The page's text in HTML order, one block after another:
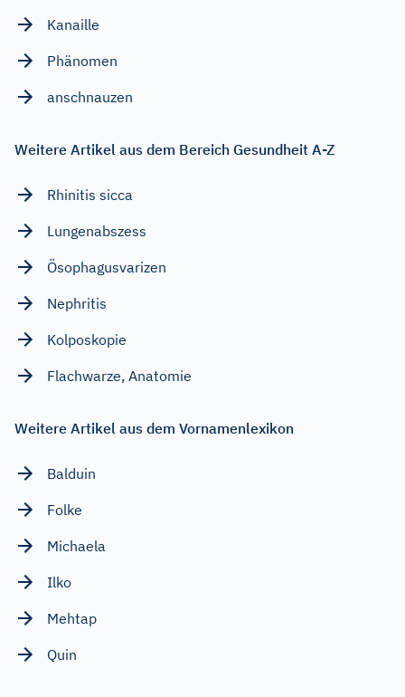
Kanaille
Phänomen
anschnauzen
Weitere Artikel aus dem Bereich Gesundheit A-Z
Rhinitis sicca
Lungenabszess
Ösophagusvarizen
Nephritis
Kolposkopie
Flachwarze, Anatomie
Weitere Artikel aus dem Vornamenlexikon
Balduin
Folke
Michaela
Ilko
Mehtap
Quin